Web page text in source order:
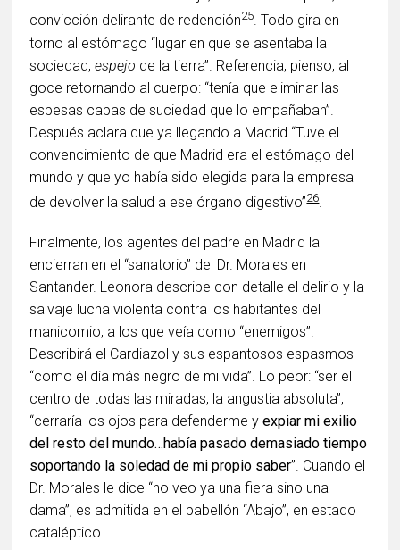
convicción delirante de redención25. Todo gira en
torno al estómago “lugar en que se asentaba la
sociedad,espejo de la tierra”. Referencia, pienso, al
goce retornando al cuerpo: “tenía que eliminar las
espesas capas de suciedad que lo empañaban”.
Después aclara que ya llegando a Madrid “Tuve el
convencimiento de que Madrid era el estómago del
mundo y que yo había sido elegida para la empresa
de devolver la salud a ese órgano digestivo”26.
Finalmente, los agentes del padre en Madrid la
encierran en el “sanatorio” del Dr. Morales en
Santander. Leonora describe con detalle el delirio y la
salvaje lucha violenta contra los habitantes del
manicomio, a los que veía como “enemigos”.
Describirá el Cardiazol y sus espantosos espasmos
“como el día más negro de mi vida”. Lo peor: “ser el
centro de todas las miradas, la angustia absoluta”,
“cerraría los ojos para defenderme yexpiar mi exilio
del resto del mundo…había pasado demasiado tiempo
soportando la soledad de mi propio saber”. Cuando el
Dr. Morales le dice “no veo ya una fiera sino una
dama”, es admitida en el pabellón “Abajo”, en estado
cataléptico.